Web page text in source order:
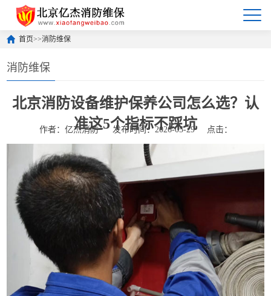
首页>>消防维保
消防维保
北京消防设备维护保养公司怎么选？认
准这5个指标不踩坑
作者：亿杰消防 发布时间：2026-05-29 点击：